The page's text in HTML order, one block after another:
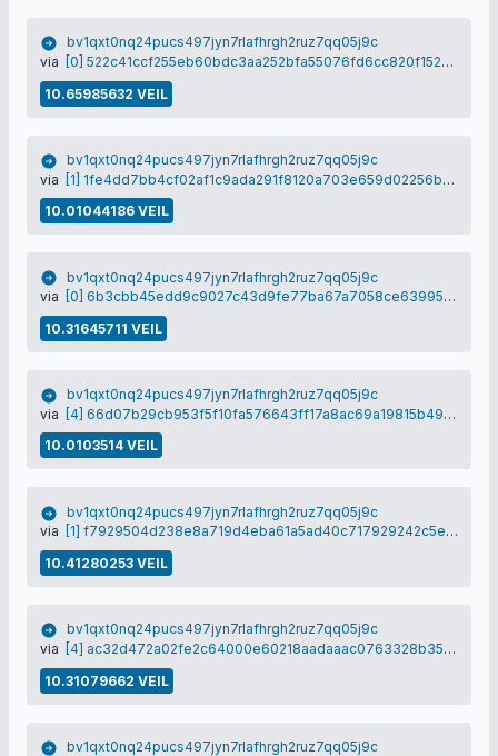
bv1qxt0nq24pucs497jyn7rlafhrgh2ruz7qq05j9c
via
[0] 522c41ccf255eb60bdc3aa252bfa55076fd6cc820f15242192c7350c9c677e3a
10.65985632 VEIL
bv1qxt0nq24pucs497jyn7rlafhrgh2ruz7qq05j9c
via [1] 1fe4dd7bb4cf02af1c9ada291f8120a703e659d02256b57d5b2ba3b572f70542
10.01044186 VEIL
bv1qxt0nq24pucs497jyn7rlafhrgh2ruz7qq05j9c
via
[0] 6b3cbb45edd9c9027c43d9fe77ba67a7058ce6399508bf4f6e40a03746875355
10.31645711 VEIL
bv1qxt0nq24pucs497jyn7rlafhrgh2ruz7qq05j9c
via
[4] 66d07b29cb953f5f10fa576643ff17a8ac69a19815b497bf31e7a9ab031d2f5f
10.0103514 VEIL
bv1qxt0nq24pucs497jyn7rlafhrgh2ruz7qq05j9c
via
[1] f7929504d238e8a719d4eba61a5ad40c717929242c5e8a1288a014297ee71261
10.41280253 VEIL
bv1qxt0nq24pucs497jyn7rlafhrgh2ruz7qq05j9c
via
[4] ac32d472a02fe2c64000e60218aadaaac0763328b359e7f374da12f04e9cb569
10.31079662 VEIL
bv1qxt0nq24pucs497jyn7rlafhrgh2ruz7qq05j9c